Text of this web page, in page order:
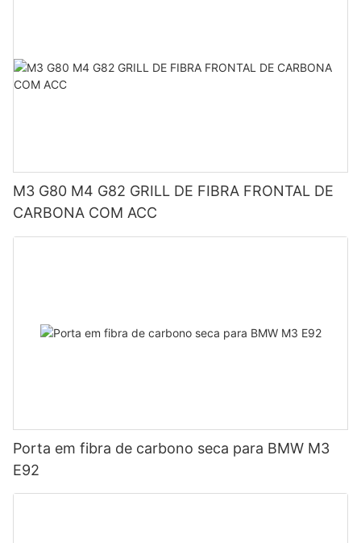
M3 G80 M4 G82 GRILL DE FIBRA FRONTAL DE
CARBONA COM ACC
Porta em fibra de carbono seca para BMW M3
E92